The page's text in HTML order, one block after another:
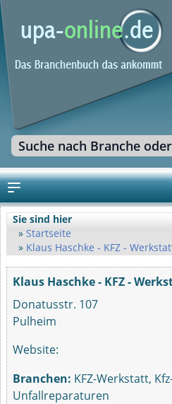
Sie sind hier
Startseite
Klaus Haschke - KFZ -
Klaus Haschke - KFZ -
Donatusstr. 107
Pulheim
Website:
Branchen: KFZ-Werkstatt,
Unfallreparaturen